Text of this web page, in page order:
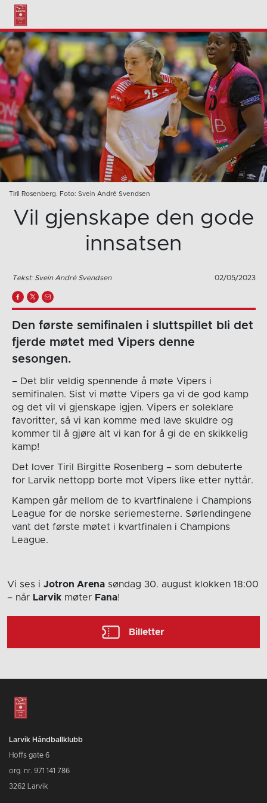
Tiril Rosenberg. Foto: Svein André Svendsen
Vil gjenskape den gode
innsatsen
Tekst: Svein André Svendsen 02/05/2023
Den første semifinalen i sluttspillet bli det
fjerde møtet med Vipers denne
sesongen.
– Det blir veldig spennende å møte Vipers i
semifinalen. Sist vi møtte Vipers ga vi de god kamp
og det vil vi gjenskape igjen. Vipers er soleklare
favoritter, så vi kan komme med lave skuldre og
kommer til å gjøre alt vi kan for å gi de en skikkelig
kamp!
Det lover Tiril Birgitte Rosenberg – som debuterte
for Larvik nettopp borte mot Vipers like etter nyttår.
Kampen går mellom de to kvartfinalene i Champions
League for de norske seriemesterne. Sørlendingene
vant det første møtet i kvartfinalen i Champions
League.
Vi ses i Jotron Arena søndag 30. august klokken 18:00
– når Larvik møter Fana!
Billetter
Larvik Håndballklubb
Hoffs gate 6
org. nr. 971 141 786
3262 Larvik